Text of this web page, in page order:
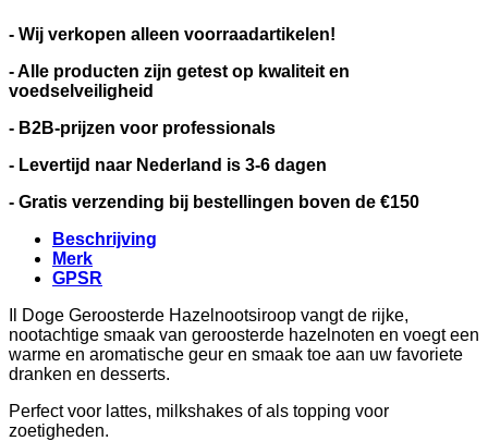
- Wij verkopen alleen voorraadartikelen!
- Alle producten zijn getest op kwaliteit en
voedselveiligheid
- B2B-prijzen voor professionals
- Levertijd naar Nederland is 3-6 dagen
- Gratis verzending bij bestellingen boven de €150
Beschrijving
Merk
GPSR
Il Doge Geroosterde Hazelnootsiroop vangt de rijke,
nootachtige smaak van geroosterde hazelnoten en voegt een
warme en aromatische geur en smaak toe aan uw favoriete
dranken en desserts.
Perfect voor lattes, milkshakes of als topping voor
zoetigheden.